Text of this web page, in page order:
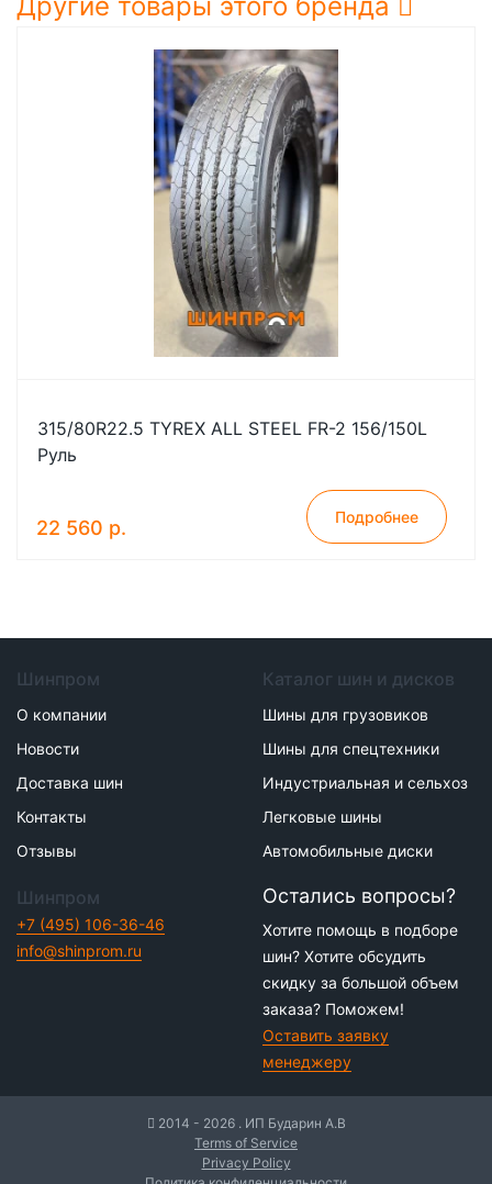
315/80R22.5 TYREX ALL STEEL FR-2 156/150L
Руль
22 560 р. Подробнее
Шинпром
О компании
Новости
Доставка шин
Контакты
Отзывы
Каталог шин и дисков
Шины для грузовиков
Шины для спецтехники
Индустриальная и сельхоз
Легковые шины
Автомобильные диски
Шинпром
+7 (495) 106-36-46
info@shinprom.ru
Остались вопросы?
Хотите помощь в подборе
шин? Хотите обсудить
скидку за большой объем
заказа? Поможем!
Оставить заявку
менеджеру
2014 - 2026 . ИП Бударин А.В
Terms of Service
Privacy Policy